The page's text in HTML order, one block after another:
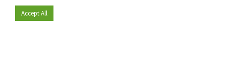
Accept All